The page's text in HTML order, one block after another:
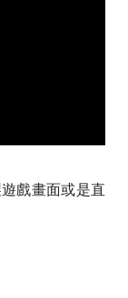
戲畫面或是直